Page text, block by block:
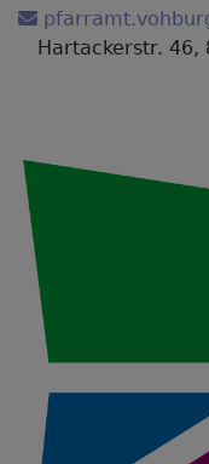
Direkt
zumHartackerstr. 46,